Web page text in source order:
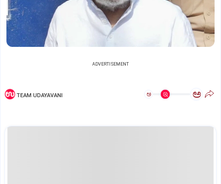
ADVERTISEMENT
TEAM UDAYAVANI ಅ ಅ